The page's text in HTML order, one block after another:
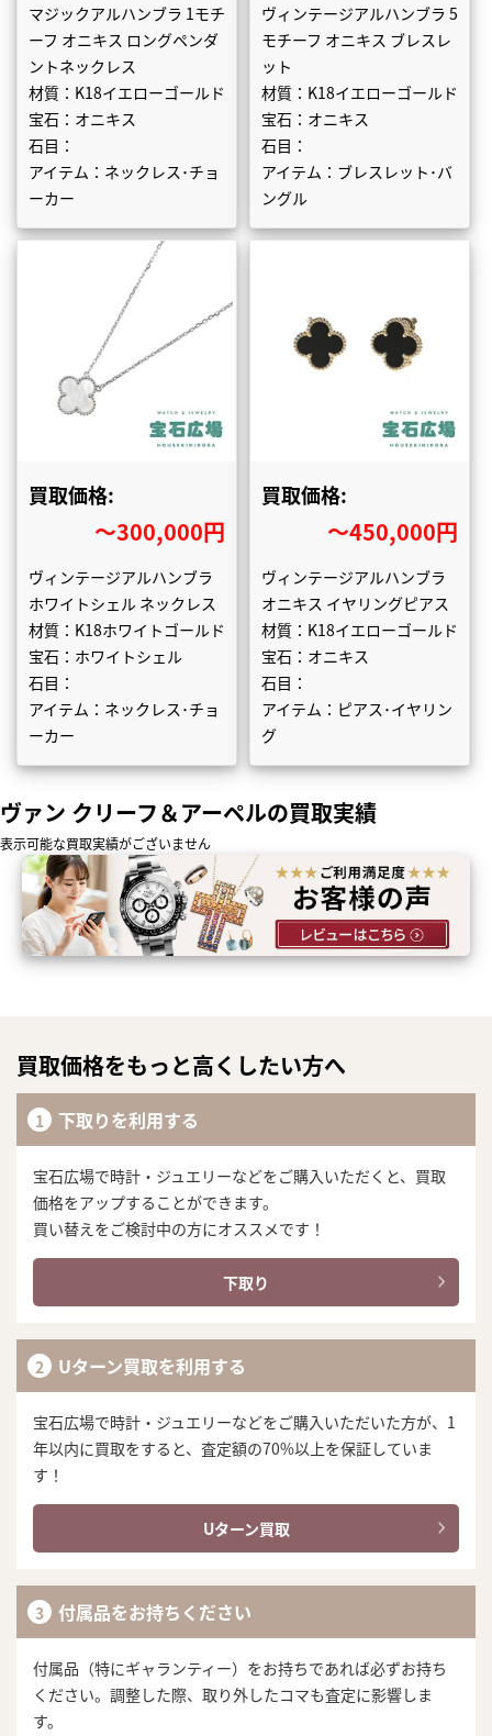
マジックアルハンブラ 1モチ
ーフ オニキス ロングペンダ
ントネックレス
材質：K18イエローゴールド
宝石：オニキス
石目：
アイテム：ネックレス･チョ
ーカー
ヴィンテージアルハンブラ 5
モチーフ オニキス ブレスレ
ット
材質：K18イエローゴールド
宝石：オニキス
石目：
アイテム：ブレスレット･バ
ングル
買取価格:
〜300,000円
ヴィンテージアルハンブラ
ホワイトシェル ネックレス
材質：K18ホワイトゴールド
宝石：ホワイトシェル
石目：
アイテム：ネックレス･チョ
ーカー
買取価格:
〜450,000円
ヴィンテージアルハンブラ
オニキス イヤリングピアス
材質：K18イエローゴールド
宝石：オニキス
石目：
アイテム：ピアス･イヤリン
グ
ヴァン クリーフ＆アーペルの買取実績
表示可能な買取実績がございません
買取価格をもっと高くしたい方へ
下取りを利用する
宝石広場で時計・ジュエリーなどをご購入いただくと、買取
価格をアップすることができます。
買い替えをご検討中の方にオススメです！
下取り
Uターン買取を利用する
宝石広場で時計・ジュエリーなどをご購入いただいた方が、1
年以内に買取をすると、査定額の70%以上を保証していま
す！
Uターン買取
付属品をお持ちください
付属品（特にギャランティー）をお持ちであれば必ずお持ち
ください。調整した際、取り外したコマも査定に影響しま
す。